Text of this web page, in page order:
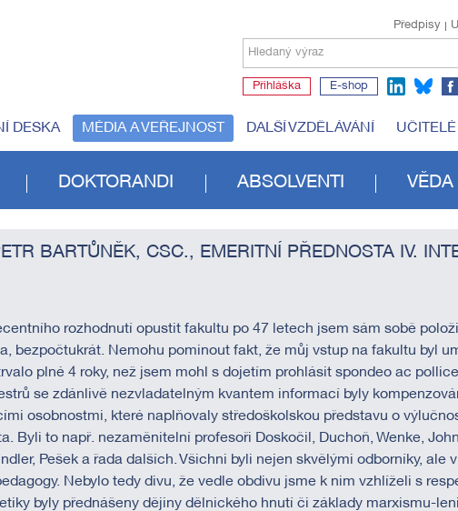
Předpisy
Hledaný výraz
Přihláška E-shop
DESKA MÉDIA A VEŘEJNOST DALŠÍ VZDĚLÁVÁNÍ UČITELÉ
DOKTORANDI ABSOLVENTI VĚDA
BARTŮNĚK, CSC., EMERITNÍ PŘEDNOSTA IV.
rozhodnutí opustit fakultu po 47 letech jsem sám sobě
bezpočtukrát. Nemohu pominout fakt, že můj vstup na fakultu byl
plné 4 roky, než jsem mohl s dojetím prohlásit spondeo ac
se zdánlivě nezvladatelným kvantem informací byly
osobnostmi, které naplňovaly středoškolskou představu o
Byli to např. nezaměnitelní profesoři Doskočil, Duchoň, Wenke,
Pešek a řada dalších. Všichni byli nejen skvělými odborníky, ale
Nebylo tedy divu, že vedle obdivu jsme k nim vzhlíželi s
byly přednášeny dějiny dělnického hnutí či základy marxismu-